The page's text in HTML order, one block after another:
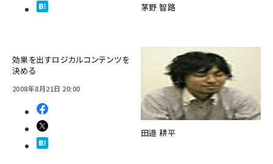
茅野 智路
効果を出すロジカルコンテンツを
決める
2008年8月21日 20:00
田邉 耕平